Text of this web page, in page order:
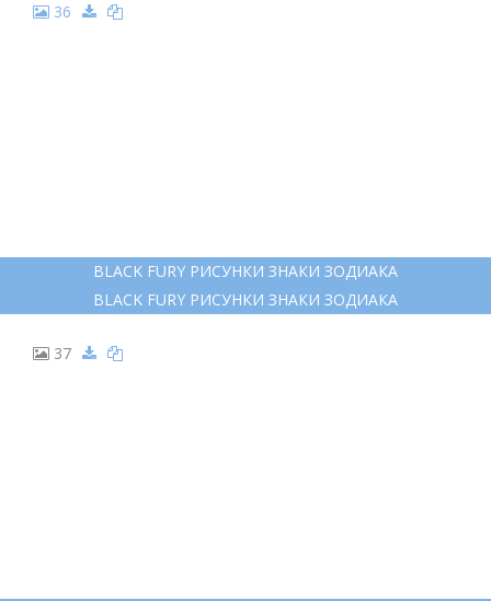
36
BLACK FURY РИСУНКИ ЗНАКИ ЗОДИАКА
BLACK FURY РИСУНКИ ЗНАКИ ЗОДИАКА
37